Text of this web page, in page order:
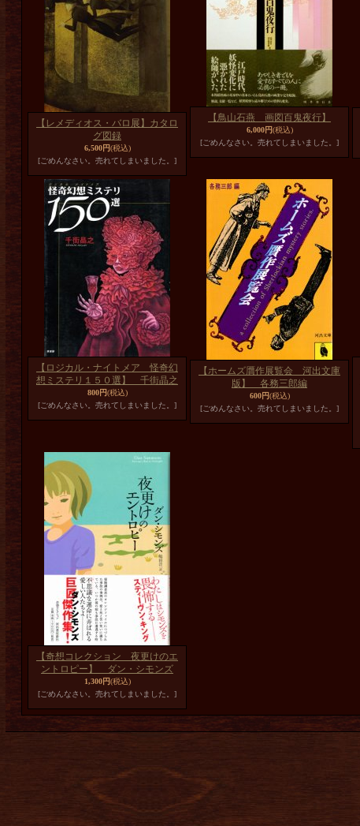
【レメディオス・バロ展】カタロ
グ図録
6,500円(税込)
[ごめんなさい。売れてしまいました。]
【鳥山石燕 画図百鬼夜行】
6,000円(税込)
[ごめんなさい。売れてしまいました。]
【ロジカル・ナイトメア 怪奇幻
想ミステリ１５０選】 千街晶之
800円(税込)
[ごめんなさい。売れてしまいました。]
【ホームズ贋作展覧会 河出文庫
版】 各務三郎編
600円(税込)
[ごめんなさい。売れてしまいました。]
【奇想コレクション 夜更けのエ
ントロピー】 ダン・シモンズ
1,300円(税込)
[ごめんなさい。売れてしまいました。]